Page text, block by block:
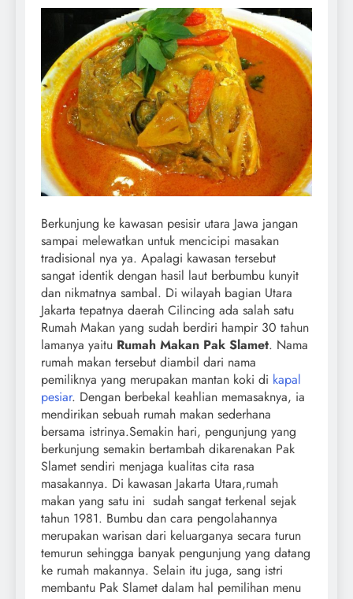
Berkunjung ke kawasan pesisir utara Jawa jangan
sampai melewatkan untuk mencicipi masakan
tradisional nya ya. Apalagi kawasan tersebut
sangat identik dengan hasil laut berbumbu kunyit
dan nikmatnya sambal. Di wilayah bagian Utara
Jakarta tepatnya daerah Cilincing ada salah satu
Rumah Makan yang sudah berdiri hampir 30 tahun
lamanya yaitu Rumah Makan Pak Slamet. Nama
rumah makan tersebut diambil dari nama
pemiliknya yang merupakan mantan koki di kapal
pesiar. Dengan berbekal keahlian memasaknya, ia
mendirikan sebuah rumah makan sederhana
bersama istrinya.Semakin hari, pengunjung yang
berkunjung semakin bertambah dikarenakan Pak
Slamet sendiri menjaga kualitas cita rasa
masakannya. Di kawasan Jakarta Utara,rumah
makan yang satu ini sudah sangat terkenal sejak
tahun 1981. Bumbu dan cara pengolahannya
merupakan warisan dari keluarganya secara turun
temurun sehingga banyak pengunjung yang datang
ke rumah makannya. Selain itu juga, sang istri
membantu Pak Slamet dalam hal pemilihan menu